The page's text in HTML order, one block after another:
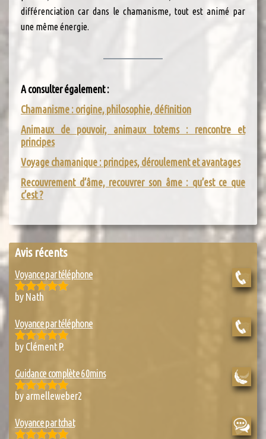
différenciation car dans le chamanisme, tout est animé par
une même énergie.
A consulter également :
Chamanisme : origine, philosophie, définition
Animaux de pouvoir, animaux totems : rencontre et
principes
Voyage chamanique : principes, déroulement et avantages
Recouvrement d’âme, recouvrer son âme : qu’est ce que
c’est ?
Avis récents
Voyance par téléphone
Rated5
by Nath
Voyance par téléphone
Rated5out
by Clément P.
Guidance complète 60mins
Rated5out
by armelleweber2
Voyance par tchat